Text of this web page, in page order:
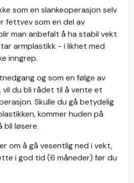
som en slankeoperasjon selv
fettvev som en del av
man anbefalt å ha stabil vekt
armplastikk - i likhet med
inngrep.
og som en følge av
du bli rådet til å vente et
Skulle du gå betydelig
kommer huden på
bli løsere.
om å gå vesentlig ned i vekt,
i god tid (6 måneder) før du